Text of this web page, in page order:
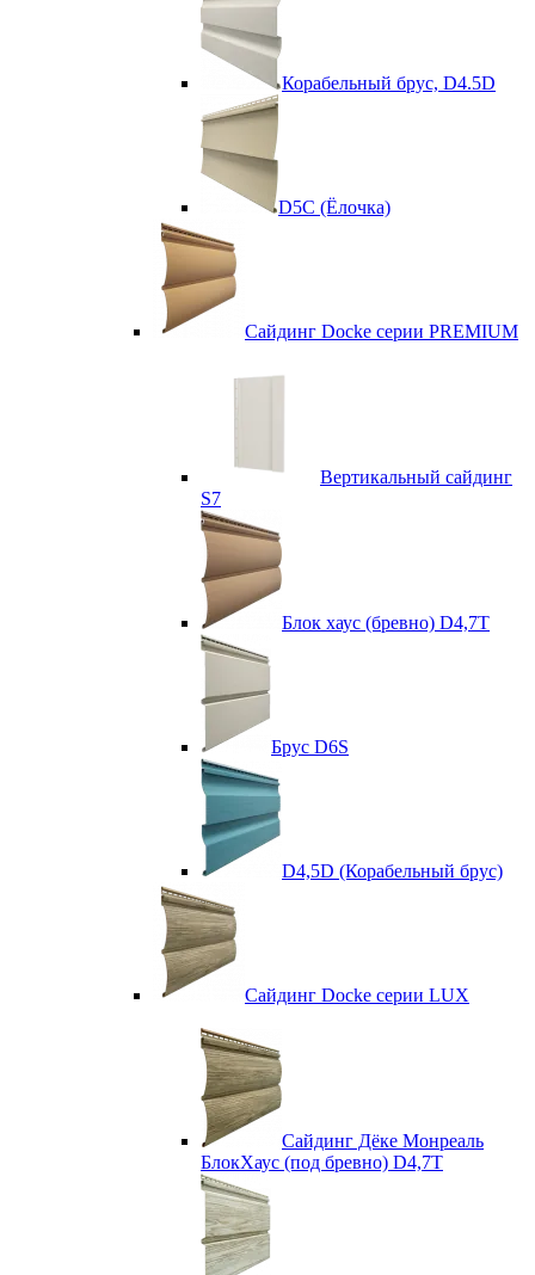
Корабельный брус, D4.5D
D5C (Ёлочка)
Сайдинг Docke серии PREMIUM
Вертикальный сайдинг
S7
Блок хаус (бревно) D4,7T
Брус D6S
D4,5D (Корабельный брус)
Сайдинг Docke серии LUX
Сайдинг Дёке Монреаль
БлокХаус (под бревно) D4,7T